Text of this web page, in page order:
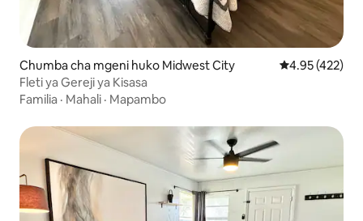
Chumba cha mgeni huko Midwest City Ukadiriaji wa
4.95 (422)
Fleti ya Gereji ya Kisasa
Familia · Mahali · Mapambo